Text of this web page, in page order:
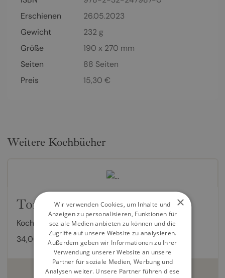
Erschienen
26.05.2023
Gewicht
232 g
Größe
190 x 270 mm
Seiten
88 Seiten
Preis
15,30 €
Weitere Kochbücher
Tonight
Kochbuch von Nagi Maehashi,Lisa Heilig
34,00 €
weiterlesen
×
Wir verwenden Cookies, um Inhalte und
Anzeigen zu personalisieren, Funktionen für
soziale Medien anbieten zu können und die
Zugriffe auf unsere Website zu analysieren.
Außerdem geben wir Informationen zu Ihrer
Verwendung unserer Website an unsere
Partner für soziale Medien, Werbung und
Analysen weiter. Unsere Partner führen diese